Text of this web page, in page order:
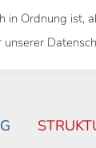
Ordnung